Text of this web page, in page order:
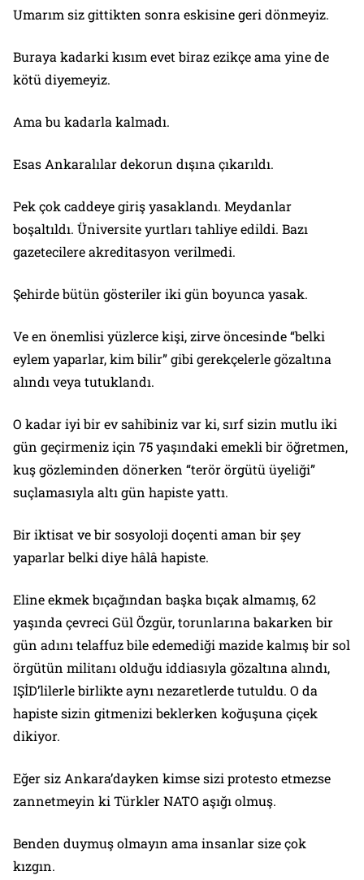
Umarım siz gittikten sonra eskisine geri dönmeyiz.
Buraya kadarki kısım evet biraz ezikçe ama yine de
kötü diyemeyiz.
Ama bu kadarla kalmadı.
Esas Ankaralılar dekorun dışına çıkarıldı.
Pek çok caddeye giriş yasaklandı. Meydanlar
boşaltıldı. Üniversite yurtları tahliye edildi. Bazı
gazetecilere akreditasyon verilmedi.
Şehirde bütün gösteriler iki gün boyunca yasak.
Ve en önemlisi yüzlerce kişi, zirve öncesinde “belki
eylem yaparlar, kim bilir” gibi gerekçelerle gözaltına
alındı veya tutuklandı.
O kadar iyi bir ev sahibiniz var ki, sırf sizin mutlu iki
gün geçirmeniz için 75 yaşındaki emekli bir öğretmen,
kuş gözleminden dönerken “terör örgütü üyeliği”
suçlamasıyla altı gün hapiste yattı.
Bir iktisat ve bir sosyoloji doçenti aman bir şey
yaparlar belki diye hâlâ hapiste.
Eline ekmek bıçağından başka bıçak almamış, 62
yaşında çevreci Gül Özgür, torunlarına bakarken bir
gün adını telaffuz bile edemediği mazide kalmış bir sol
örgütün militanı olduğu iddiasıyla gözaltına alındı,
IŞİD’lilerle birlikte aynı nezaretlerde tutuldu. O da
hapiste sizin gitmenizi beklerken koğuşuna çiçek
dikiyor.
Eğer siz Ankara’dayken kimse sizi protesto etmezse
zannetmeyin ki Türkler NATO aşığı olmuş.
Benden duymuş olmayın ama insanlar size çok
kızgın.